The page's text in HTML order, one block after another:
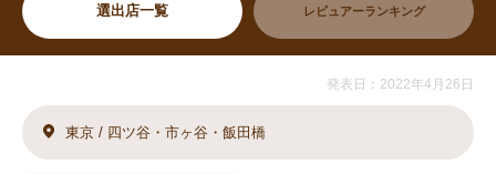
選出店一覧 レビュアーランキング
発表日：2022年4月26日
東京 / 四ツ谷・市ヶ谷・飯田橋